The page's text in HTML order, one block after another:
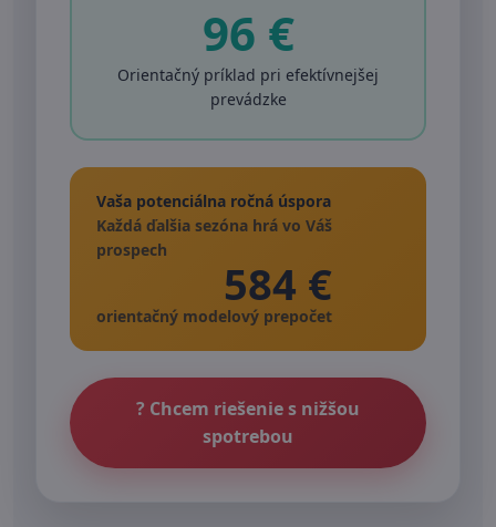
96 €
Orientačný príklad pri efektívnejšej
prevádzke
Vaša potenciálna ročná úspora
Každá ďalšia sezóna hrá vo Váš
prospech
584 €
orientačný modelový prepočet
? Chcem riešenie s nižšou
spotrebou